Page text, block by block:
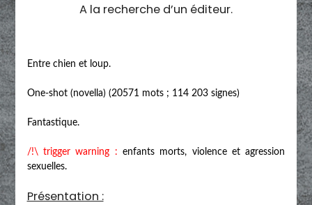
A la recherche d’un éditeur.
Entre chien et loup.
One-shot (novella) (20571 mots ; 114 203 signes)
Fantastique.
/!\ trigger warning : enfants morts, violence et agression
sexuelles.
Présentation :